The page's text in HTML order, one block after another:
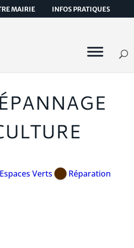
MAIRIE INFOS PRATIQUES
Verts
Réparation